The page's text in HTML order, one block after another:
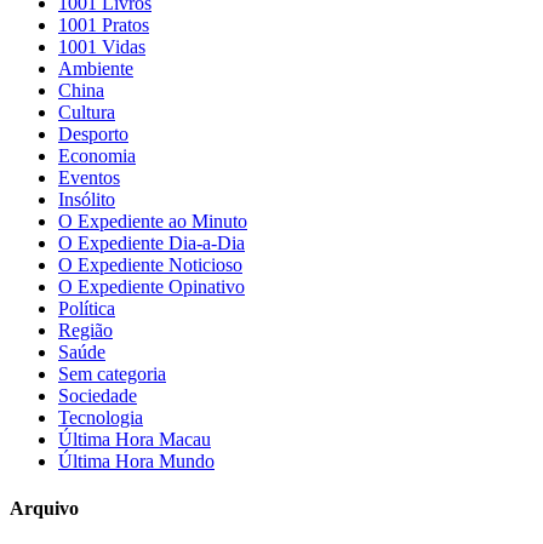
1001 Pratos
1001 Vidas
Ambiente
China
Cultura
Desporto
Economia
Eventos
Insólito
O Expediente ao Minuto
O Expediente Dia-a-Dia
O Expediente Noticioso
O Expediente Opinativo
Política
Região
Saúde
Sem categoria
Sociedade
Tecnologia
Última Hora Macau
Última Hora Mundo
Arquivo